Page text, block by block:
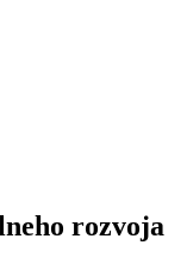
rozvoja